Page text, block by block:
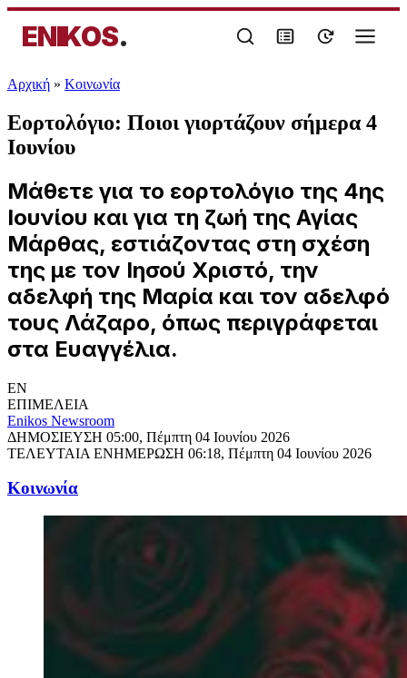
ENIKOS.
Αρχική » Κοινωνία
Εορτολόγιο: Ποιοι γιορτάζουν σήμερα 4
Ιουνίου
Μάθετε για το εορτολόγιο της 4ης
Ιουνίου και για τη ζωή της Αγίας
Μάρθας, εστιάζοντας στη σχέση
της με τον Ιησού Χριστό, την
αδελφή της Μαρία και τον αδελφό
τους Λάζαρο, όπως περιγράφεται
στα Ευαγγέλια.
EN
ΕΠΙΜΕΛΕΙΑ
Enikos Newsroom
ΔΗΜΟΣΙΕΥΣΗ 05:00, Πέμπτη 04 Ιουνίου 2026
ΤΕΛΕΥΤΑΙΑ ΕΝΗΜΕΡΩΣΗ 06:18, Πέμπτη 04 Ιουνίου 2026
Κοινωνία